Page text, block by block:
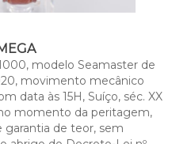
modelo Seamaster de
movimento mecânico
data às 15H, Suíço, séc. XX
momento da peritagem,
garantia de teor, sem